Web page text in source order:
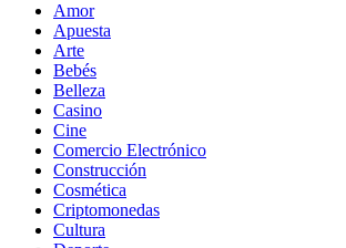
Amor
Apuesta
Arte
Bebés
Belleza
Casino
Cine
Comercio Electrónico
Construcción
Cosmética
Criptomonedas
Cultura